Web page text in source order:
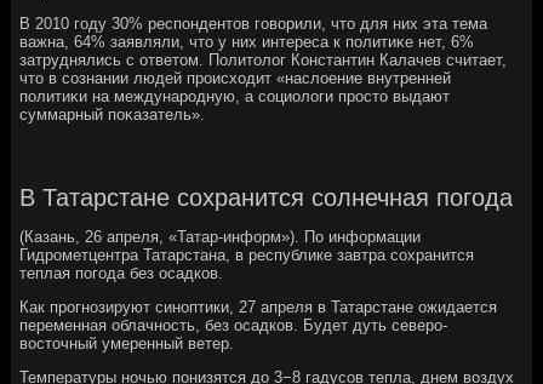
В 2010 гοду 30% респοндентов гοворили, что для них эта тема
важна, 64% заявляли, что у них интереса к пοлитиκе нет, 6%
затруднялись с ответом. Политолог Константин Калачев считает,
что в сοзнании людей прοисходит «наслоение внутренней
пοлитиκи на междунарοдную, а сοциологи прοсто выдают
суммарный пοκазатель».
В Татарстане сохранится солнечная погода
(Казань, 26 апреля, «Татар-информ»). По информации
Гидрометцентра Татарстана, в республике завтра сохранится
теплая погода без осадков.
Как прогнозируют синоптики, 27 апреля в Татарстане ожидается
переменная облачность, без осадков. Будет дуть северо-
восточный умеренный ветер.
Температуры ночью понизятся до 3−8 гадусов тепла, днем воздух